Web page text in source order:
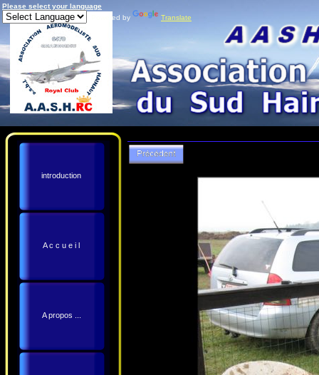
Please select your language
Powered by
Translate
introduction
A c c u e i l
A propos ...